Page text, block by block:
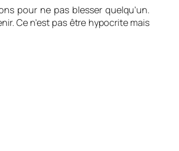
pour ne pas blesser quelqu’un.
Ce n’est pas être hypocrite mais